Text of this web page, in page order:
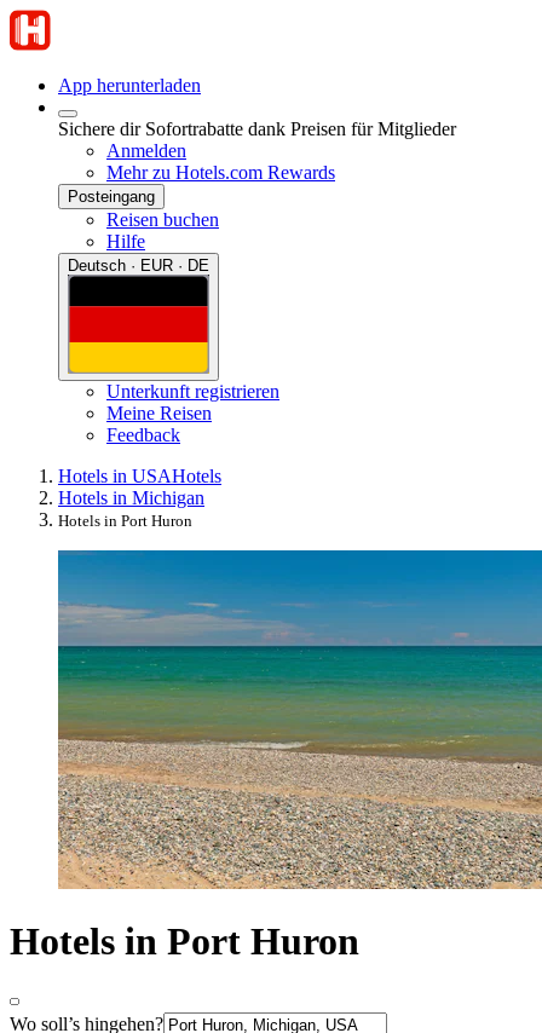
App herunterladen
Sichere dir Sofortrabatte dank Preisen für Mitglieder
Anmelden
Mehr zu Hotels.com Rewards
Posteingang
Reisen buchen
Hilfe
Deutsch · EUR · DE
Unterkunft registrieren
Meine Reisen
Feedback
Hotels in USAHotels
Hotels in Michigan
Hotels in Port Huron
Hotels in Port Huron
Wo soll’s hingehen?